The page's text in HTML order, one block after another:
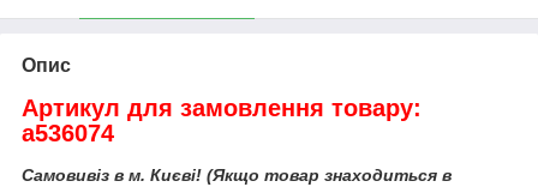
Опис
Артикул для замовлення товару:
a536074
Самовивіз в м. Києві! (Якщо товар знаходиться в